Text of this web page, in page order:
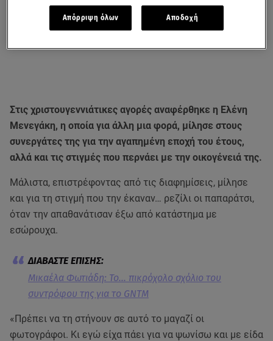
Στις χριστουγεννιάτικες αγορές αναφέρθηκε η Ελένη
Μενεγάκη, η οποία για άλλη μια φορά, μίλησε στους
συνεργάτες της για την αγαπημένη εποχή του έτους,
αλλά και τις στιγμές που περνάει με την οικογένειά της.
Μάλιστα, επιστρέφοντας από τις διαφημίσεις, μίλησε
και για τη στιγμή που την έκαναν… ρεζίλι οι παπαράτσι,
όταν την απαθανάτισαν έξω από κατάστημα με
εσώρουχα.
Μικαέλα Φωτιάδη: Το… πικρόχολο σχόλιο του
συντρόφου της για το GNTM
«Πρέπει να τη στήνουν σε αυτό το μαγαζί οι
φωτογράφοι. Κι εγώ είχα πάει για να ψωνίσω και με είδα
Απόρριψη όλων Αποδοχή